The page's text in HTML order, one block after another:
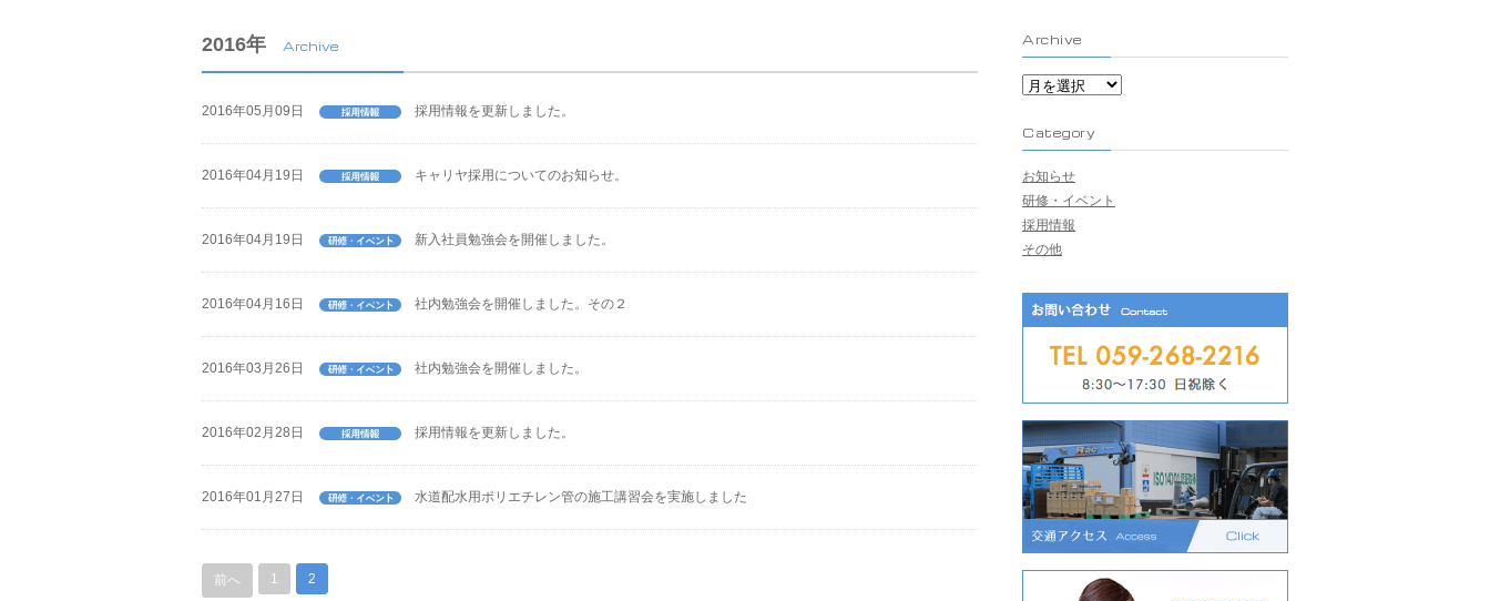
2016年 Archive
2016年05月09日 採用情報を更新しました。
2016年04月19日 キャリヤ採用についてのお知らせ。
2016年04月19日 新入社員勉強会を開催しました。
2016年04月16日 社内勉強会を開催しました。その２
2016年03月26日 社内勉強会を開催しました。
2016年02月28日 採用情報を更新しました。
2016年01月27日 水道配水用ポリエチレン管の施工講習会を実施しました
前へ 1 2
Archive
Archive
Category
お知らせ
研修・イベント
採用情報
その他